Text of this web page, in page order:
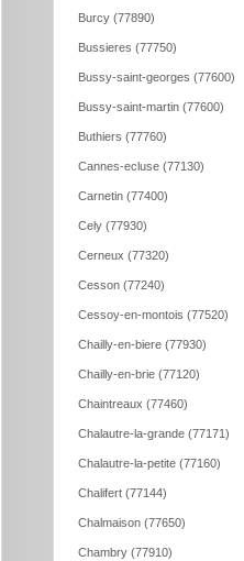
Burcy (77890)
Bussieres (77750)
Bussy-saint-georges (77600)
Bussy-saint-martin (77600)
Buthiers (77760)
Cannes-ecluse (77130)
Carnetin (77400)
Cely (77930)
Cerneux (77320)
Cesson (77240)
Cessoy-en-montois (77520)
Chailly-en-biere (77930)
Chailly-en-brie (77120)
Chaintreaux (77460)
Chalautre-la-grande (77171)
Chalautre-la-petite (77160)
Chalifert (77144)
Chalmaison (77650)
Chambry (77910)